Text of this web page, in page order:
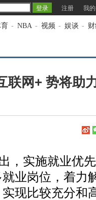
注册 我
- NBA - 视频 - 娱谈 -
联网+ 势将助
实施就业优
业岗位，着力
现比较充分和